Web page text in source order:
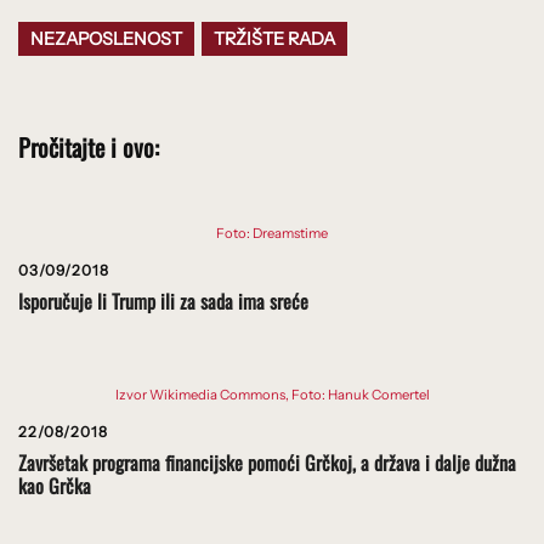
NEZAPOSLENOST TRŽIŠTE RADA
Pročitajte i ovo:
Foto: Dreamstime
03/09/2018
Isporučuje li Trump ili za sada ima sreće
Izvor Wikimedia Commons, Foto: Hanuk Comertel
22/08/2018
Završetak programa financijske pomoći Grčkoj, a država i dalje dužna
kao Grčka